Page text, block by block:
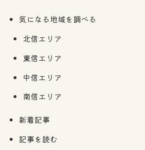
気になる地域を調べる
北信エリア
東信エリア
中信エリア
南信エリア
新着記事
記事を読む